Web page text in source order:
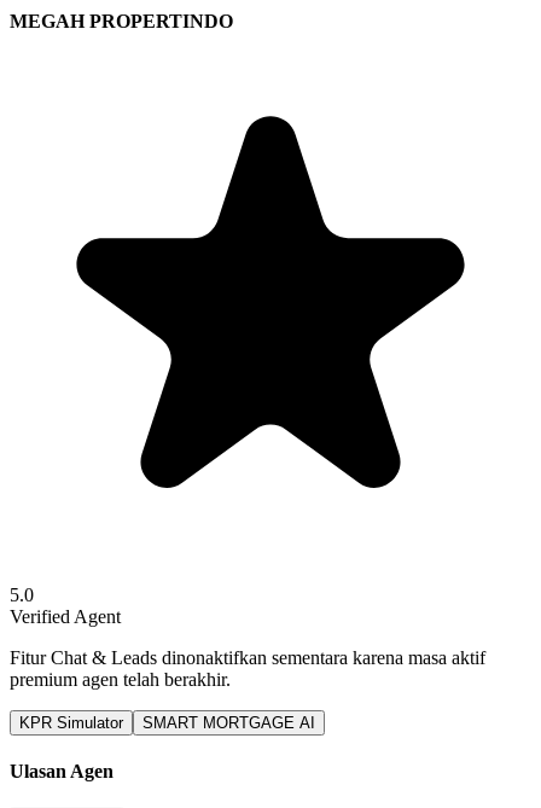
MEGAH PROPERTINDO
5.0
Verified Agent
Fitur Chat & Leads dinonaktifkan sementara karena masa aktif
premium agen telah berakhir.
KPR Simulator SMART MORTGAGE AI
Ulasan Agen